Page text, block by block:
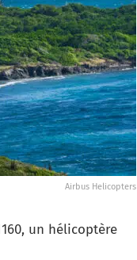
Airbus Helicopters
un hélicoptère